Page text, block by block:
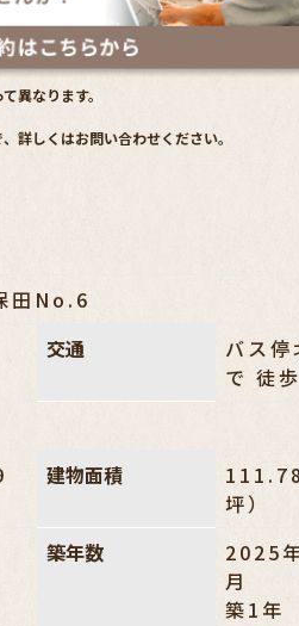
異なります。
詳しくはお問い合わせください。
田No.6
交通
バス
で 徒
建物面積
坪）
築年数
2025
月
築1年